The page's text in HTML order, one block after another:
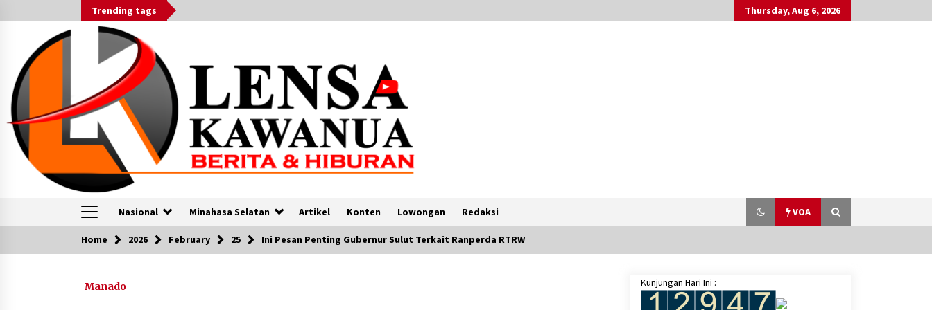
to
Trending tags Thursday, Aug 6, 2026
Nasional Minahasa Selatan Artikel Konten Lowongan Redaksi VOA
VOA
Negara Diserukan Pantau Rumah
Ibadah, Bagaimana Mekanismenya?
Home 2026 February 25 Ini Pesan Penting Gubernur Sulut Terkait Ranperda RTRW
Manado Kunjungan Hari Ini :